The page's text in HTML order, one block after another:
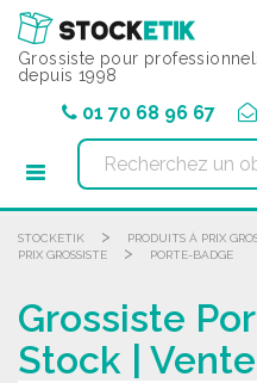
Grossiste pour
depuis 1998
01 70 68 96 67
STOCKETIK > PRODUITS À PRIX
PRIX GROSSISTE
> PORTE-BADGE
Grossiste
Stock |
Panneau de gestion des cookies